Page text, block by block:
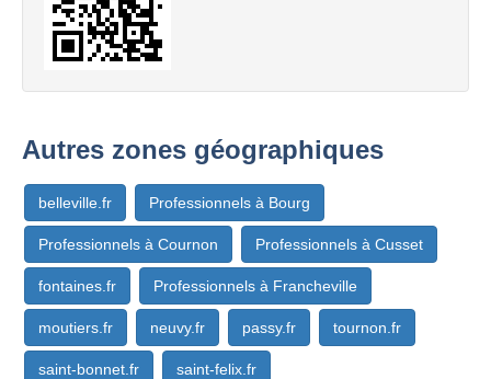
Autres zones géographiques
belleville.fr Professionnels à Bourg
Professionnels à Cournon Professionnels à Cusset
fontaines.fr Professionnels à Francheville
moutiers.fr neuvy.fr passy.fr tournon.fr
saint-bonnet.fr saint-felix.fr